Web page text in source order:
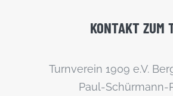
KONTAKT ZUM
Turnverein 1909 e.V.
Paul-Schürmann-